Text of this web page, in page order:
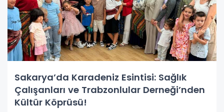
Sakarya’da Karadeniz Esintisi: Sağlık
Çalışanları ve Trabzonlular Derneği’nden
Kültür Köprüsü!